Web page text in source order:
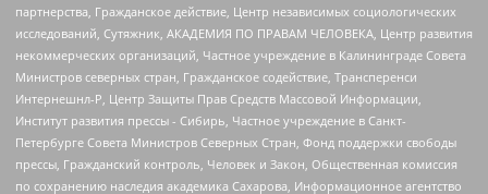
партнерства, Гражданское действие, Центр независимых социологических
исследований, Сутяжник, АКАДЕМИЯ ПО ПРАВАМ ЧЕЛОВЕКА, Центр развития
некоммерческих организаций, Частное учреждение в Калининграде Совета
Министров северных стран, Гражданское содействие, Трансперенси
Интернешнл-Р, Центр Защиты Прав Средств Массовой Информации,
Институт развития прессы - Сибирь, Частное учреждение в Санкт-
Петербурге Совета Министров Северных Стран, Фонд поддержки свободы
прессы, Гражданский контроль, Человек и Закон, Общественная комиссия
по сохранению наследия академика Сахарова, Информационное агентство